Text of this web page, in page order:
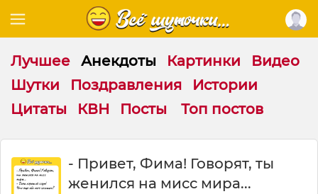
Лучшее Анекдоты Картинки
Видео
Шутки
Поздравления
Истории
Цитаты
КВН Посты Топ постов
- Привет, Фима! Говорят, ты
женился на мисс мира...